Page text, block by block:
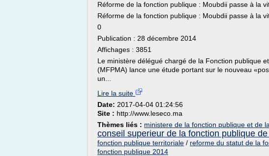
Réforme de la fonction publique : Moubdii passe à la
Réforme de la fonction publique : Moubdii passe à la
0
Publication : 28 décembre 2014
Affichages : 3851
Le ministère délégué chargé de la Fonction publique
(MFPMA) lance une étude portant sur le nouveau
un...
Lire la suite
Date: 2017-04-04 01:24:56
Site : http://www.leseco.ma
Thèmes liés : ministere de la fonction publique et de
conseil superieur de la fonction publique
fonction publique territoriale / reforme du statut de la
fonction publique 2014